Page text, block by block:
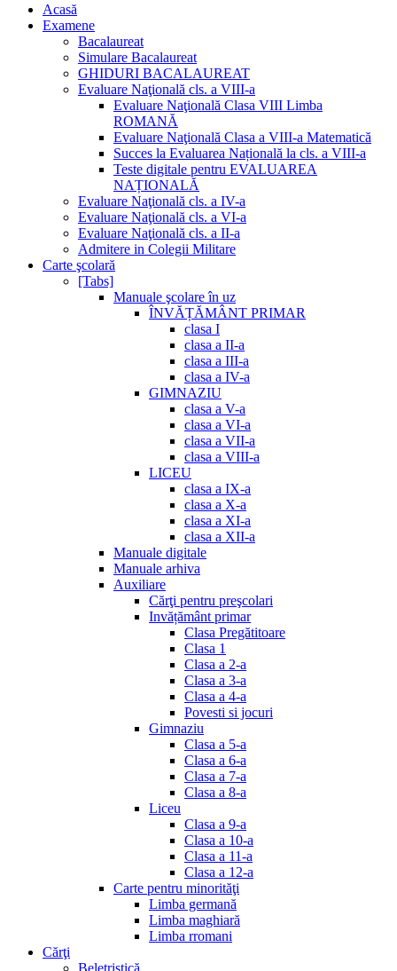
Acasă
Examene
Bacalaureat
Simulare Bacalaureat
GHIDURI BACALAUREAT
Evaluare Naţională cls. a VIII-a
Evaluare Naţională Clasa VIII Limba
ROMANĂ
Evaluare Naţională Clasa a VIII-a Matematică
Succes la Evaluarea Națională la cls. a VIII-a
Teste digitale pentru EVALUAREA
NAȚIONALĂ
Evaluare Naţională cls. a IV-a
Evaluare Naţională cls. a VI-a
Evaluare Naţională cls. a II-a
Admitere in Colegii Militare
Carte şcolară
[Tabs]
Manuale şcolare în uz
ÎNVĂȚĂMÂNT PRIMAR
clasa I
clasa a II-a
clasa a III-a
clasa a IV-a
GIMNAZIU
clasa a V-a
clasa a VI-a
clasa a VII-a
clasa a VIII-a
LICEU
clasa a IX-a
clasa a X-a
clasa a XI-a
clasa a XII-a
Manuale digitale
Manuale arhiva
Auxiliare
Cărţi pentru preşcolari
Invățământ primar
Clasa Pregătitoare
Clasa 1
Clasa a 2-a
Clasa a 3-a
Clasa a 4-a
Povesti si jocuri
Gimnaziu
Clasa a 5-a
Clasa a 6-a
Clasa a 7-a
Clasa a 8-a
Liceu
Clasa a 9-a
Clasa a 10-a
Clasa a 11-a
Clasa a 12-a
Carte pentru minorităţi
Limba germană
Limba maghiară
Limba rromani
Cărţi
Beletristică